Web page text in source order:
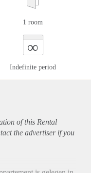
1 room
∞
Indefinite period
of this Rental
the advertiser if you